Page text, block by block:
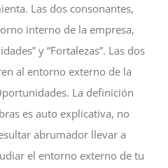
Las dos consonantes,
interno de la empresa,
y “Fortalezas”. Las dos
al entorno externo de la
La definición
es auto explicativa, no
abrumador llevar a
el entorno externo de tu